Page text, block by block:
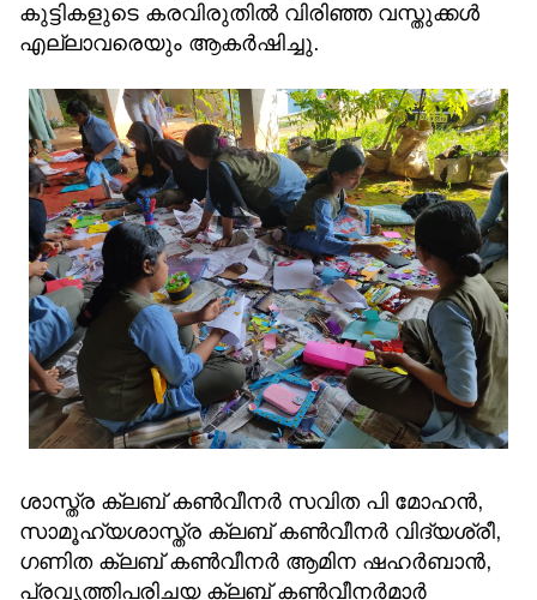
കുട്ടികളുടെ കരവിരുതിൽ വിരിഞ്ഞ വസ്തുക്കൾ
എല്ലാവരെയും ആകർഷിച്ചു.
ശാസ്ത്ര ക്ലബ് കൺവീനർ സവിത പി മോഹൻ,
സാമൂഹ്യശാസ്ത്ര ക്ലബ് കൺവീനർ വിദ്യശ്രീ,
ഗണിത ക്ലബ് കൺവീനർ ആമിന ഷഹർബാൻ,
പ്രവൃത്തിപരിചയ ക്ലബ് കൺവീനർമാർ